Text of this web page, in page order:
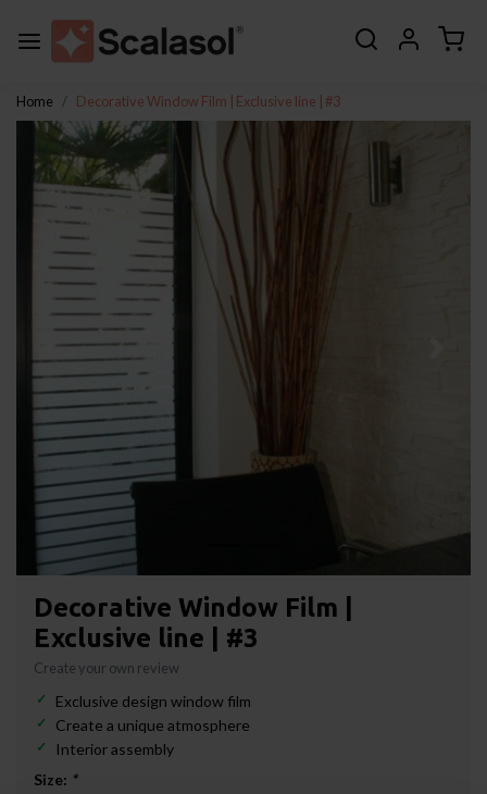
Home Decorative Window Film | Exclusive line | #3
Previous
Decorative Window Film |
Exclusive line | #3
Create your own review
Exclusive design window film
Create a unique atmosphere
Interior assembly
Size: *